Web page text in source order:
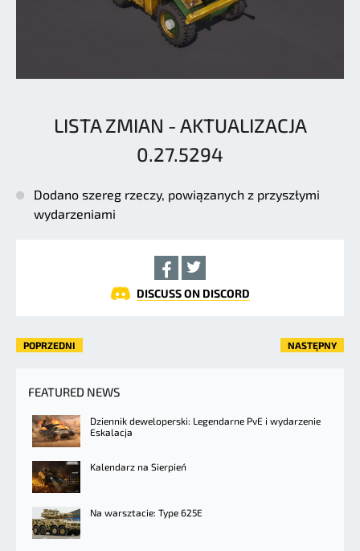
LISTA ZMIAN - AKTUALIZACJA
0.27.5294
Dodano szereg rzeczy, powiązanych z przyszłymi
wydarzeniami
DISCUSS ON DISCORD
POPRZEDNI NASTĘPNY
FEATURED NEWS
Dziennik deweloperski: Legendarne PvE i wydarzenie
Eskalacja
Kalendarz na Sierpień
Na warsztacie: Type 625E